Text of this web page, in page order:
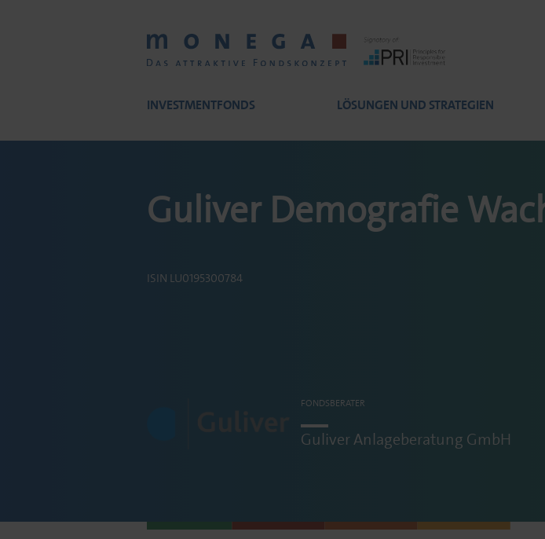
navigation
INVESTMENTFONDS LÖSUNGEN UND STRATEGIEN
Guliver Demografie
ISIN LU0195300784
FONDSBERATER
GuliverAnlageberatung GmbH